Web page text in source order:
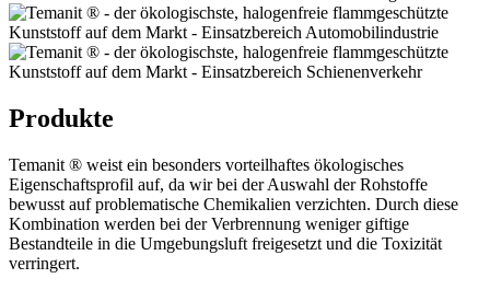
Produkte
Temanit ® weist ein besonders vorteilhaftes ökologisches
Eigenschaftsprofil auf, da wir bei der Auswahl der Rohstoffe
bewusst auf problematische Chemikalien verzichten. Durch diese
Kombination werden bei der Verbrennung weniger giftige
Bestandteile in die Umgebungsluft freigesetzt und die Toxizität
verringert.